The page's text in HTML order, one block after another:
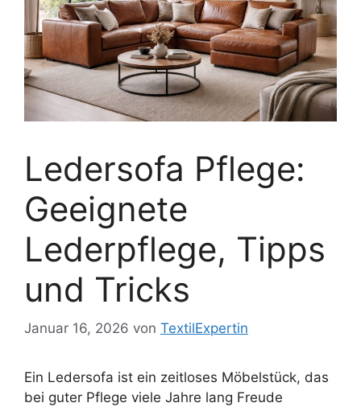
Ledersofa Pflege:
Geeignete
Lederpflege, Tipps
und Tricks
Januar 16, 2026 von TextilExpertin
Ein Ledersofa ist ein zeitloses Möbelstück, das
bei guter Pflege viele Jahre lang Freude